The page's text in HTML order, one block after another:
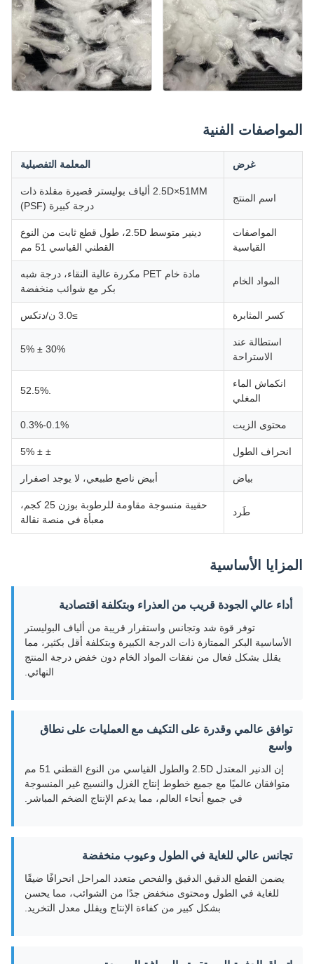
المواصفات الفنية
غرض المعلمة التفصيلية
اسم المنتج
2.5D×51MM ألياف بوليستر قصيرة مقلدة ذات
درجة كبيرة (PSF)
المواصفات
القياسية
دينير متوسط ​​2.5D، طول قطع ثابت من النوع
القطني القياسي 51 مم
المواد الخام
مادة خام PET مكررة عالية النقاء، درجة شبه
بكر مع شوائب منخفضة
كسر المثابرة ≥3.0 ن/دتكس
استطالة عند
الاستراحة
30% ± 5%
انكماش الماء
المغلي
محتوى الزيت 0.1%-0.3%
انحراف الطول ± ± 5%
بياض أبيض ناصع طبيعي، لا يوجد اصفرار
طَرد
حقيبة منسوجة مقاومة للرطوبة بوزن 25 كجم،
معبأة في منصة نقالة
المزايا الأساسية
أداء عالي الجودة قريب من العذراء وبتكلفة اقتصادية
توفر قوة شد وتجانس واستقرار قريبة من ألياف البوليستر
الأساسية البكر الممتازة ذات الدرجة الكبيرة وبتكلفة أقل بكثير، مما
يقلل بشكل فعال من نفقات المواد الخام دون خفض درجة المنتج
النهائي.
توافق عالمي وقدرة على التكيف مع العمليات على نطاق
واسع
إن الدنير المعتدل 2.5D والطول القياسي من النوع القطني 51 مم
متوافقان عالميًا مع جميع خطوط إنتاج الغزل والنسيج غير المنسوجة
في جميع أنحاء العالم، مما يدعم الإنتاج الضخم المباشر.
تجانس عالي للغاية في الطول وعيوب منخفضة
يضمن القطع الدقيق الدقيق والفحص متعدد المراحل انحرافًا ضيقًا
للغاية في الطول ومحتوى منخفض جدًا من الشوائب، مما يحسن
بشكل كبير من كفاءة الإنتاج ويقلل معدل التخريد.